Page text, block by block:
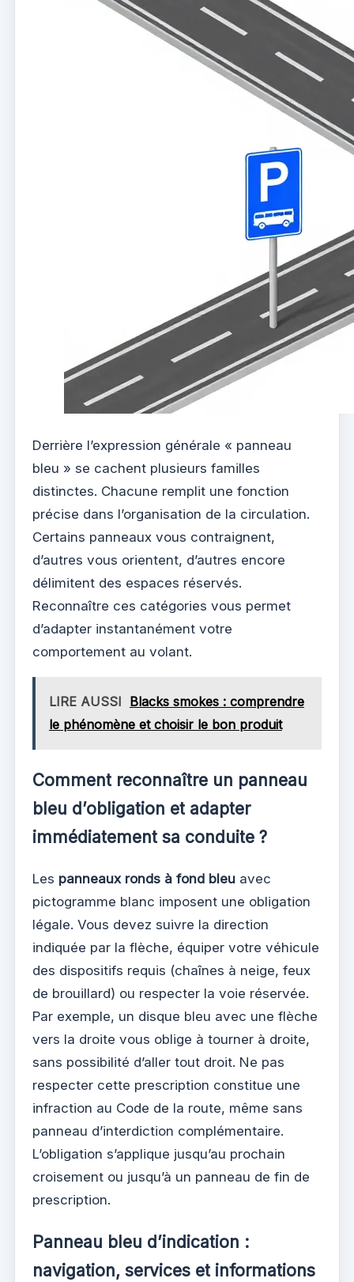
Derrière l’expression générale « panneau
bleu » se cachent plusieurs familles
distinctes. Chacune remplit une fonction
précise dans l’organisation de la circulation.
Certains panneaux vous contraignent,
d’autres vous orientent, d’autres encore
délimitent des espaces réservés.
Reconnaître ces catégories vous permet
d’adapter instantanément votre
comportement au volant.
LIRE AUSSI Blacks smokes : comprendre
le phénomène et choisir le bon produit
Comment reconnaître un panneau
bleu d’obligation et adapter
immédiatement sa conduite ?
Les panneaux ronds à fond bleu avec
pictogramme blanc imposent une obligation
légale. Vous devez suivre la direction
indiquée par la flèche, équiper votre véhicule
des dispositifs requis (chaînes à neige, feux
de brouillard) ou respecter la voie réservée.
Par exemple, un disque bleu avec une flèche
vers la droite vous oblige à tourner à droite,
sans possibilité d’aller tout droit. Ne pas
respecter cette prescription constitue une
infraction au Code de la route, même sans
panneau d’interdiction complémentaire.
L’obligation s’applique jusqu’au prochain
croisement ou jusqu’à un panneau de fin de
prescription.
Panneau bleu d’indication :
navigation, services et informations